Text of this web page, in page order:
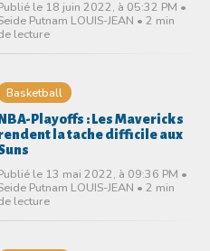
le 18 juin 2022, à 05:32 PM •
Putnam LOUIS-JEAN • 2 min
lecture
Basketball
NBA-Playoffs : Les Mavericks
la tache difficile aux
le 13 mai 2022, à 09:36 PM •
Putnam LOUIS-JEAN • 2 min
lecture